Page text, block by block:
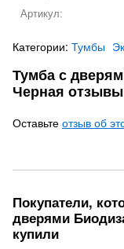
Артикул:
Категории: Тумбы
Тумба с
Черная отзывы
Оставьте отзыв об
Покупатели,
дверями
купили